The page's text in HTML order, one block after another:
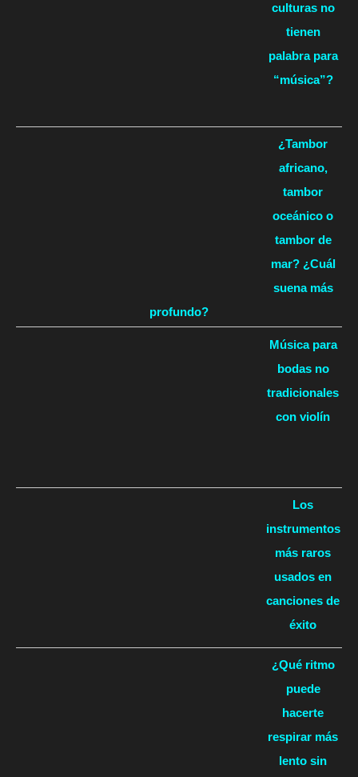
culturas no
tienen
palabra para
“música”?
¿Tambor
africano,
tambor
oceánico o
tambor de
mar? ¿Cuál
suena más
profundo?
Música para
bodas no
tradicionales
con violín
Los
instrumentos
más raros
usados en
canciones de
éxito
¿Qué ritmo
puede
hacerte
respirar más
lento sin